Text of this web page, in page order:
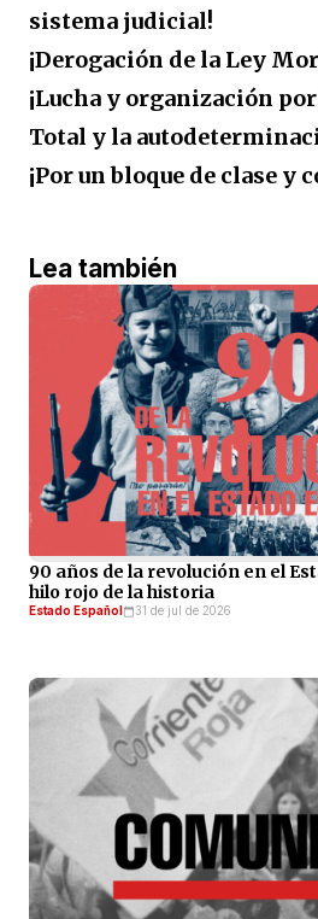
sistema judicial!
¡Derogación de la Ley
¡Lucha y organización
Total y la
¡Por un bloque de clase y
Lea también
90 años de la revolución en el
hilo rojo de la historia
Estado Español 31 de jul de 2026